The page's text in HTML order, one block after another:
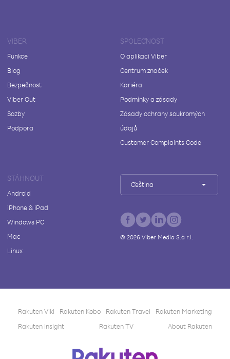
VIBER
Funkce
Blog
Bezpečnost
Viber Out
Sazby
Podpora
SPOLEČNOST
O aplikaci Viber
Centrum značek
Kariéra
Podmínky a zásady
Zásady ochrany soukromých
údajů
Customer Complaints Code
STÁHNOUT
Android
iPhone & iPad
Windows PC
Mac
Linux
Čeština
© 2026Viber Media S.à r.l.
Rakuten Viki Rakuten Kobo Rakuten Travel
Rakuten Marketing
Rakuten Insight
Rakuten TV About Rakuten